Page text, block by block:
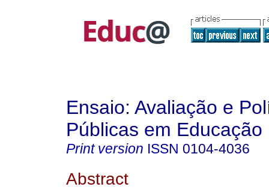
Ensaio: Avaliação e
Públicas em Educação
Print version ISSN 0104-4036
Abstract